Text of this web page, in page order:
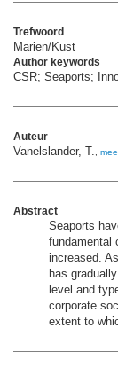
Trefwoord
Marien/Kust
Author keywords
CSR; Seaports;
Auteur
Vanelslander, T.
Abstract
Seaports
fundamental
increased.
has
level and
corporate
extent to